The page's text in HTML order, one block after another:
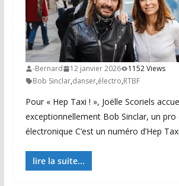
-Bernard 12 janvier 2026
1152 Views
Bob Sinclar,danser,électro,RTBF
Pour « Hep Taxi ! », Joëlle Scoriels
exceptionnellement Bob Sinclar, un pro
électronique C’est un numéro d’Hep Taxi
lire la suite...